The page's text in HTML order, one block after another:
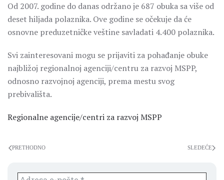
Od 2007. godine do danas održano je 687 obuka sa više od
deset hiljada polaznika. Ove godine se očekuje da će
osnovne preduzetničke veštine savladati 4.400 polaznika.
Svi zainteresovani mogu se prijaviti za pohađanje obuke
najbližoj regionalnoj agenciji/centru za razvoj MSPP,
odnosno razvojnoj agenciji, prema mestu svog
prebivališta.
Regionalne agencije/centri za razvoj MSPP
PRETHODNO SLEDEĆE